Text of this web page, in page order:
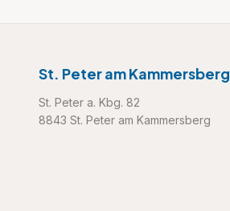
St. Peter am Kammersberg
St. Peter a. Kbg. 82
8843 St. Peter am Kammersberg